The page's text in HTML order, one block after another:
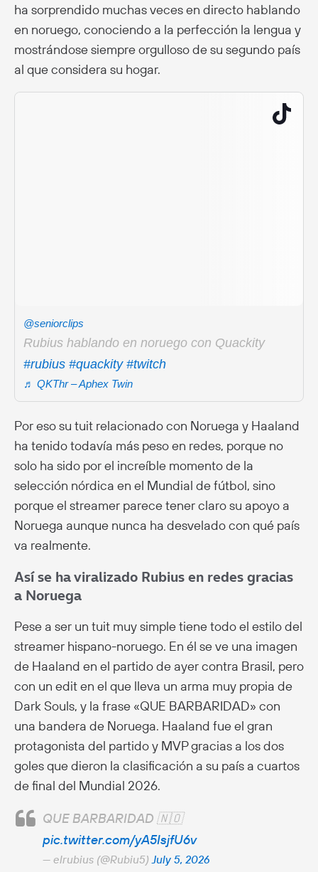
ha sorprendido muchas veces en directo hablando
en noruego, conociendo a la perfección la lengua y
mostrándose siempre orgulloso de su segundo país
al que considera su hogar.
@seniorclips
Rubius hablando en noruego con Quackity
#rubius #quackity #twitch
♬ QKThr – Aphex Twin
Por eso su tuit relacionado con Noruega y Haaland
ha tenido todavía más peso en redes, porque no
solo ha sido por el increíble momento de la
selección nórdica en el Mundial de fútbol, sino
porque el streamer parece tener claro su apoyo a
Noruega aunque nunca ha desvelado con qué país
va realmente.
Así se ha viralizado Rubius en redes gracias
a Noruega
Pese a ser un tuit muy simple tiene todo el estilo del
streamer hispano-noruego. En él se ve una imagen
de Haaland en el partido de ayer contra Brasil, pero
con un edit en el que lleva un arma muy propia de
Dark Souls, y la frase «QUE BARBARIDAD» con
una bandera de Noruega. Haaland fue el gran
protagonista del partido y MVP gracias a los dos
goles que dieron la clasificación a su país a cuartos
de final del Mundial 2026.
QUE BARBARIDAD 🇳🇴
pic.twitter.com/yA5IsjfU6v
— elrubius (@Rubiu5) July 5, 2026